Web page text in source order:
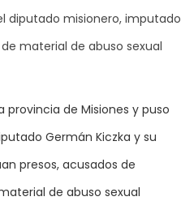
diputado misionero, imputado
material de abuso sexual
provincia de Misiones y puso
Germán Kiczka y su
presos, acusados de
de abuso sexual